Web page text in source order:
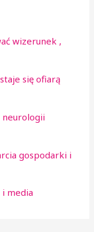
wizerunek ,
się ofiarą
neurologii
gospodarki i
i media